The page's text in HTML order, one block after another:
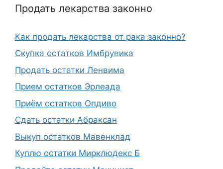
Продать лекарства законно
Как продать лекарства от рака законно?
Скупка остатков Имбрувика
Продать остатки Ленвима
Прием остатков Эрлеада
Приём остатков Опдиво
Сдать остатки Абраксан
Выкуп остатков Мавенклад
Куплю остатки Мирклюдекс Б